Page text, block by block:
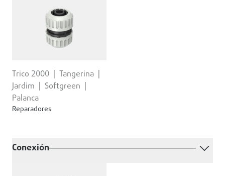
Trico 2000
Tangerina
Jardim
Softgreen
Palanca
Reparadores
Conexión